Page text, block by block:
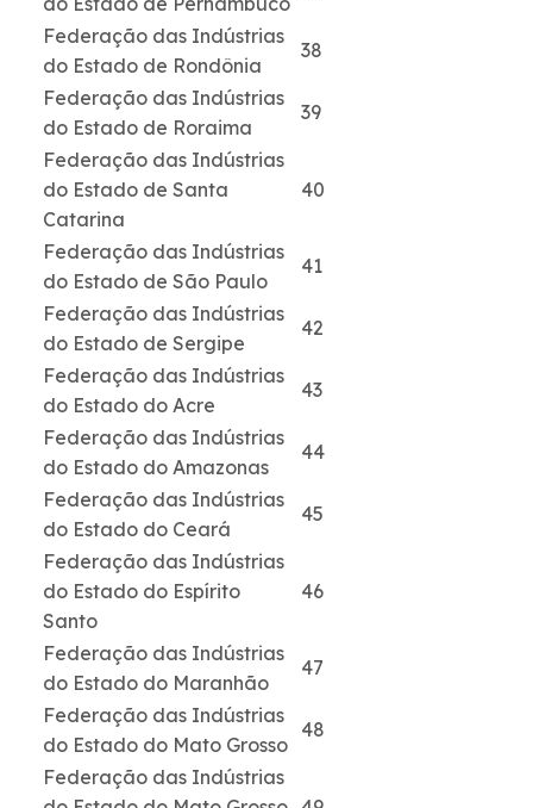
Federação das Indústrias
do Estado de Rondônia
38
Federação das Indústrias
do Estado de Roraima
39
Federação das Indústrias
do Estado de Santa
Catarina
40
Federação das Indústrias
do Estado de São Paulo
41
Federação das Indústrias
do Estado de Sergipe
42
Federação das Indústrias
do Estado do Acre
43
Federação das Indústrias
do Estado do Amazonas
44
Federação das Indústrias
do Estado do Ceará
45
Federação das Indústrias
do Estado do Espírito
Santo
46
Federação das Indústrias
do Estado do Maranhão
47
Federação das Indústrias
do Estado do Mato Grosso
48
Federação das Indústrias